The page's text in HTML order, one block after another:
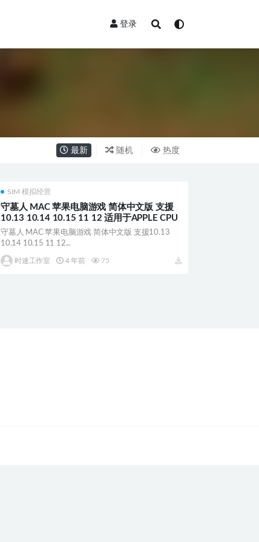
登录
最新 随机 热度
SIM 模拟经营
守墓人 MAC 苹果电脑游戏 简体中文版 支援
10.13 10.14 10.15 11 12 适用于APPLE CPU
守墓人 MAC 苹果电脑游戏 简体中文版 支援10.13
10.14 10.15 11 12...
时速工作室 4 年前 75